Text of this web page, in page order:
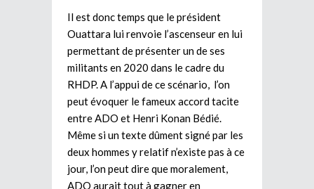
Il est donc temps que le président
Ouattara lui renvoie l’ascenseur en lui
permettant de présenter un de ses
militants en 2020 dans le cadre du
RHDP. A l’appui de ce scénario, l’on
peut évoquer le fameux accord tacite
entre ADO et Henri Konan Bédié.
Même si un texte dûment signé par les
deux hommes y relatif n’existe pas à ce
jour, l’on peut dire que moralement,
ADO aurait tout à gagner en